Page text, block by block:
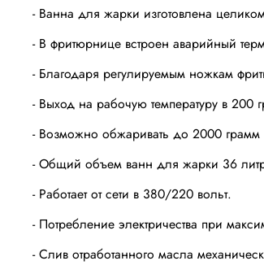
- Ванна для жарки изготовлена
- В фритюрнице встроен аварийный
- Благодаря регулируемым ножкам
- Выход на рабочую температуру в 200
- Возможно обжаривать до 2000 грамм
- Общий объем ванн для жарки 36
- Работает от сети в 380/220 вольт.
- Потребление электричества при
- Слив отработанного масла